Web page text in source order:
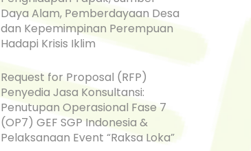
Daya Alam, Pemberdayaan Desa
dan Kepemimpinan Perempuan
Hadapi Krisis Iklim
Request for Proposal (RFP)
Penyedia Jasa Konsultansi:
Penutupan Operasional Fase 7
(OP7) GEF SGP Indonesia &
Pelaksanaan Event “Raksa Loka”